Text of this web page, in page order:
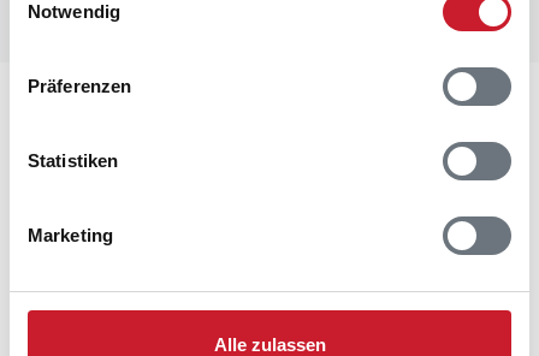
Notwendig
Präferenzen
Statistiken
Marketing
Alle zulassen
Adresse
Degnevangen 5